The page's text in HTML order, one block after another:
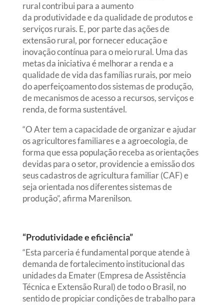
rural contribui para a aumento
da produtividade e da qualidade de produtos e
serviços rurais. E, por parte das ações de
extensão rural, por fornecer educação e
inovação contínua para o meio rural. Uma das
metas da iniciativa é melhorar a renda e a
qualidade de vida das famílias rurais, por meio
do aperfeiçoamento dos sistemas de produção,
de mecanismos de acesso a recursos, serviços e
renda, de forma sustentável.
“O Ater tem a capacidade de organizar e ajudar
os agricultores familiares e a agroecologia, de
forma que essa população receba as orientações
devidas para o setor, providencie a emissão dos
seus cadastros de agricultura familiar (CAF) e
seja orientada nos diferentes sistemas de
produção”, afirma Marenilson.
“Produtividade e eficiência”
“Esta parceria é fundamental porque atende à
demanda de fortalecimento institucional das
unidades da Emater (Empresa de Assistência
Técnica e Extensão Rural) de todo o Brasil, no
sentido de propiciar condições de trabalho para